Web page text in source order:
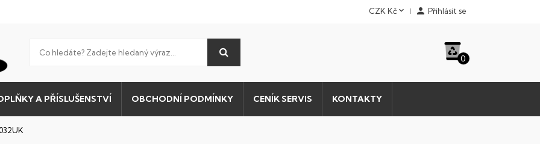
CZK Kč  Přihlásit se
0
A PŘÍSLUŠENSTVÍ OBCHODNÍ PODMÍNKY CENÍK SERVIS KONTAKTY